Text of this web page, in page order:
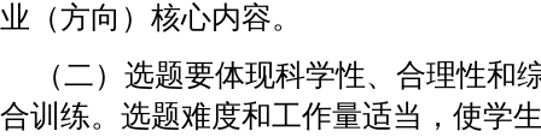
业（方向）核心内容。
（二）选题要体现科学性、合理性和
合训练。选题难度和工作量适当，使学